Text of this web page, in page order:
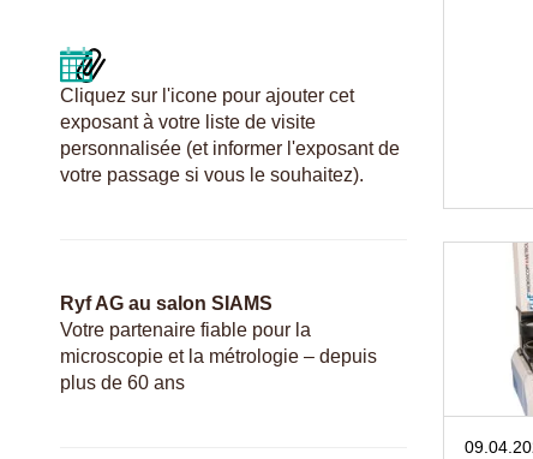
Cliquez sur l'icone pour ajouter cet
exposant à votre liste de visite
personnalisée (et informer l'exposant de
votre passage si vous le souhaitez).
Ryf AG au salon SIAMS
Votre partenaire fiable pour la
microscopie et la métrologie – depuis
plus de 60 ans